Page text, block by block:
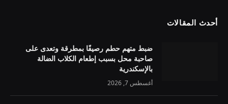
أحدث المقالات
ضبط متهم حطم رصيفًا بمطرقة وتعدى على
صاحبة محل بسبب إطعام الكلاب الضالة
بالإسكندرية
أغسطس 7, 2026